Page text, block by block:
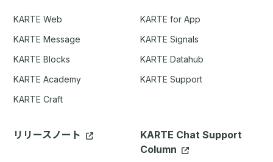
KARTE Web
KARTE for App
KARTE Message
KARTE Signals
KARTE Blocks
KARTE Datahub
KARTE Academy
KARTE Support
KARTE Craft
リリースノート
KARTE Chat Support
Column